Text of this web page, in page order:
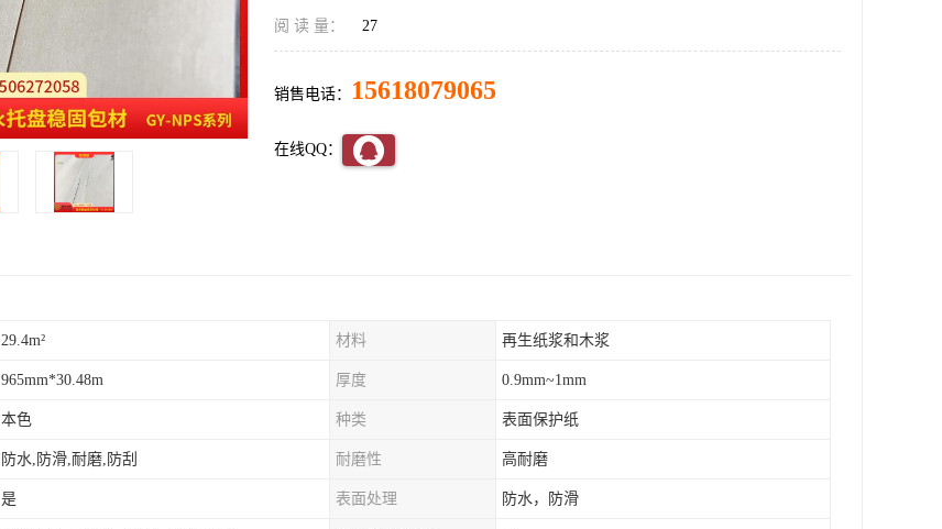
阅 读 量： 27
销售电话： 15618079065
在线QQ：
29.4m² 材料 再生纸浆和木浆
965mm*30.48m 厚度 0.9mm~1mm
本色 种类 表面保护纸
防水,防滑,耐磨,防刮 耐磨性 高耐磨
是 表面处理 防水，防滑